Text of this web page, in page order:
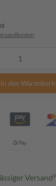
In den Warenkorb
Versand³